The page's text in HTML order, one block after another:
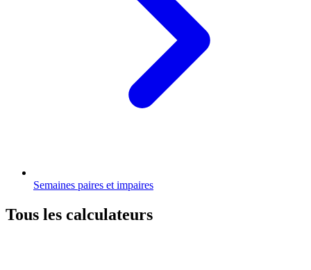
Semaines paires et impaires
Tous les calculateurs